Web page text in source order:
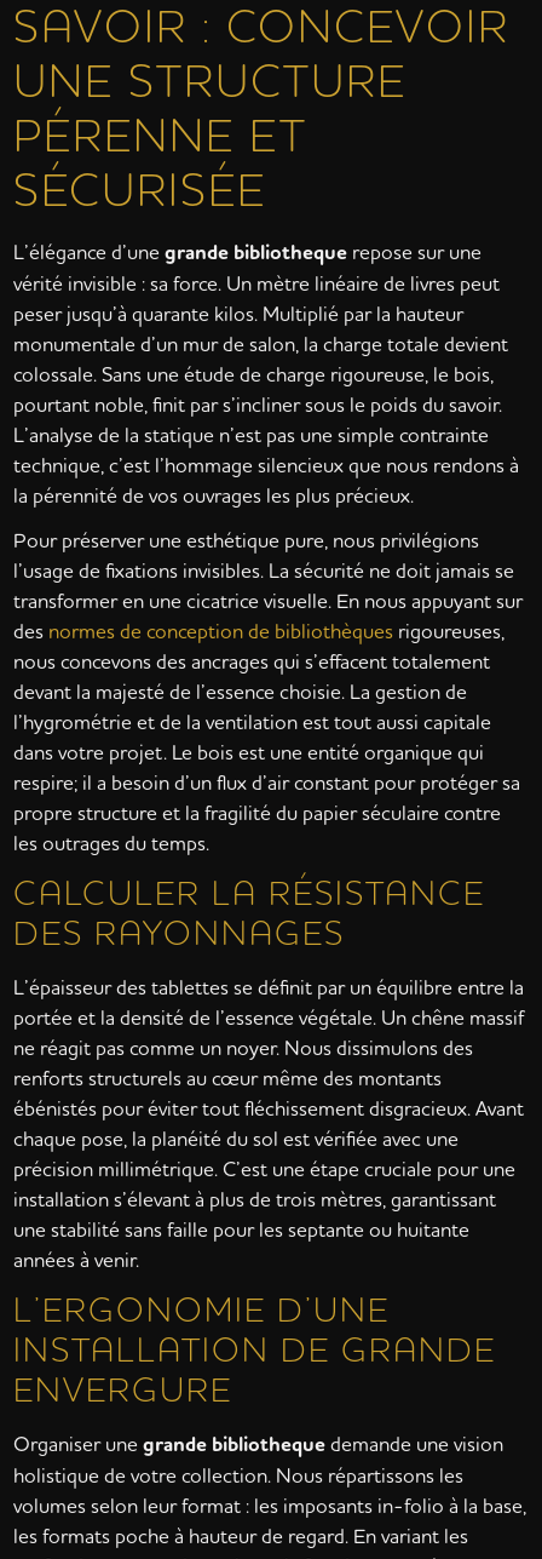
SAVOIR : CONCEVOIR
UNE STRUCTURE
PÉRENNE ET
SÉCURISÉE
L’élégance d’unegrande bibliotheque repose sur une
vérité invisible : sa force. Un mètre linéaire de livres peut
peser jusqu’à quarante kilos. Multiplié par la hauteur
monumentale d’un mur de salon, la charge totale devient
colossale. Sans une étude de charge rigoureuse, le bois,
pourtant noble, finit par s’incliner sous le poids du savoir.
L’analyse de la statique n’est pas une simple contrainte
technique, c’est l’hommage silencieux que nous rendons à
la pérennité de vos ouvrages les plus précieux.
Pour préserver une esthétique pure, nous privilégions
l’usage de fixations invisibles. La sécurité ne doit jamais se
transformer en une cicatrice visuelle. En nous appuyant sur
des normes de conception de bibliothèques rigoureuses,
nous concevons des ancrages qui s’effacent totalement
devant la majesté de l’essence choisie. La gestion de
l’hygrométrie et de la ventilation est tout aussi capitale
dans votre projet. Le bois est une entité organique qui
respire; il a besoin d’un flux d’air constant pour protéger sa
propre structure et la fragilité du papier séculaire contre
les outrages du temps.
CALCULER LA RÉSISTANCE
DES RAYONNAGES
L’épaisseur des tablettes se définit par un équilibre entre la
portée et la densité de l’essence végétale. Un chêne massif
ne réagit pas comme un noyer. Nous dissimulons des
renforts structurels au cœur même des montants
ébénistés pour éviter tout fléchissement disgracieux. Avant
chaque pose, la planéité du sol est vérifiée avec une
précision millimétrique. C’est une étape cruciale pour une
installation s’élevant à plus de trois mètres, garantissant
une stabilité sans faille pour les septante ou huitante
années à venir.
L’ERGONOMIE D’UNE
INSTALLATION DE GRANDE
ENVERGURE
Organiser unegrande bibliothequedemande une vision
holistique de votre collection. Nous répartissons les
volumes selon leur format : les imposants in-folio à la base,
les formats poche à hauteur de regard. En variant les